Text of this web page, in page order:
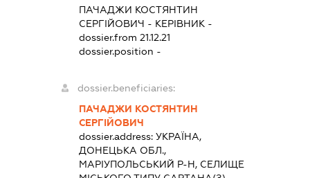
ПАЧАДЖИ КОСТЯНТИН
СЕРГІЙОВИЧ - КЕРІВНИК -
dossier.from 21.12.21
dossier.position -
dossier.beneficiaries:
ПАЧАДЖИ КОСТЯНТИН
СЕРГІЙОВИЧ
dossier.address:УКРАЇНА,
ДОНЕЦЬКА ОБЛ.,
МАРІУПОЛЬСЬКИЙ Р-Н, СЕЛИЩЕ